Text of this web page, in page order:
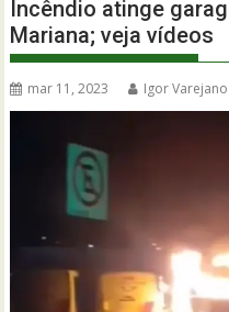
Incêndio atinge
Mariana; veja vídeos
mar 11, 2023 Igor Varejano